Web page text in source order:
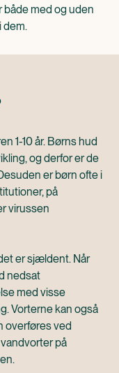
både med og uden
dem.
1-10 år. Børns hud
og derfor er de
er børn ofte i
på
virussen
er sjældent. Når
nedsat
med visse
Vorterne kan også
overføres ved
på